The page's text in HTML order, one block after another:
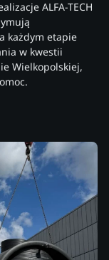
ALFA-TECH
każdym etapie
w kwestii
Wielkopolskiej,